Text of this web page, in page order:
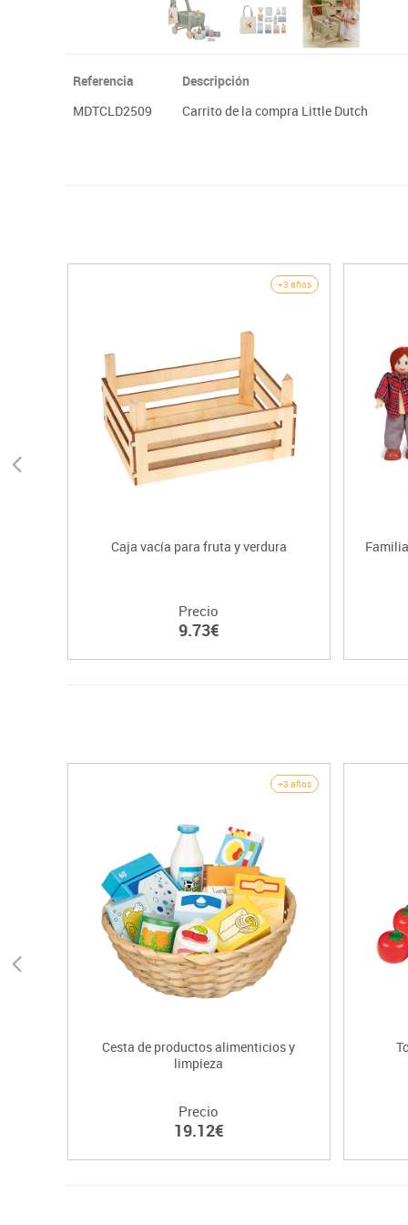
Referencia Descripción
MDTCLD2509
Carrito de la compra Little Dutch
+3 años
Caja vacía para fruta y verdura
Precio
9.73€
+3 años
Cesta de productos alimenticios y
limpieza
Precio
19.12€